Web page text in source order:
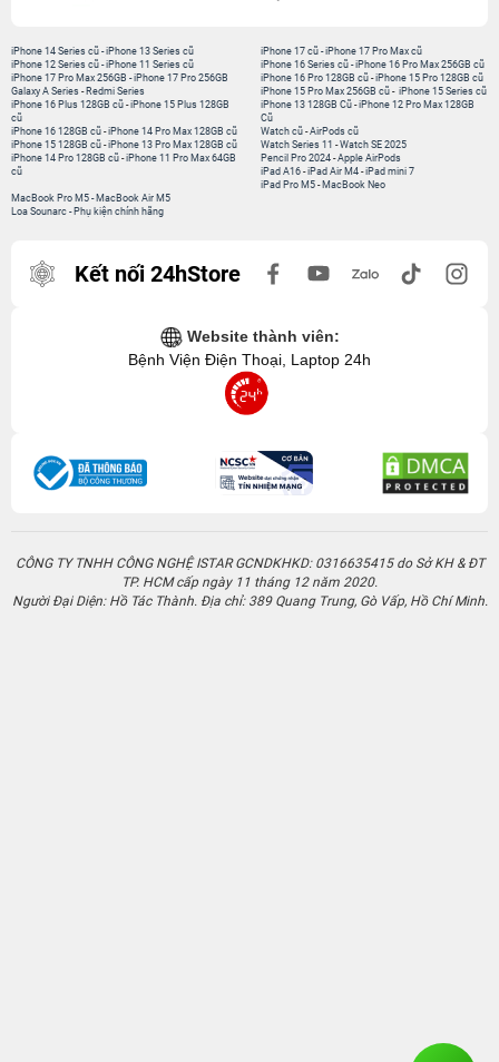
iPhone 14 Series cũ -iPhone 13 Series cũ
iPhone 12 Series cũ -iPhone 11 Series cũ
iPhone 17 Pro Max 256GB -iPhone 17 Pro 256GB
Galaxy A Series - Redmi Series
iPhone 17 cũ -iPhone 17 Pro Max cũ
iPhone 16 Series cũ - iPhone 16 Pro Max 256GB cũ
iPhone 16 Pro 128GB cũ -iPhone 15 Pro 128GB cũ
iPhone 15 Pro Max 256GB cũ - iPhone 15 Series cũ
iPhone 16 Plus 128GB cũ -iPhone 15 Plus 128GB
cũ
iPhone 16 128GB cũ -iPhone 14 Pro Max 128GB cũ
iPhone 15 128GB cũ -iPhone 13 Pro Max 128GB cũ
iPhone 14 Pro 128GB cũ -iPhone 11 Pro Max 64GB
cũ
iPhone 13 128GB Cũ -iPhone 12 Pro Max 128GB
Cũ
Watch cũ -AirPods cũ
Watch Series 11 -Watch SE 2025
Pencil Pro 2024 -Apple AirPods
iPad A16 -iPad Air M4 -iPad mini 7
iPad Pro M5 - MacBook Neo
MacBook Pro M5 - MacBook Air M5
Loa Sounarc - Phụ kiện chính hãng
Kết nối 24hStore
Website thành viên:
Bệnh Viện Điện Thoại, Laptop 24h
CÔNG TY TNHH CÔNG NGHỆ ISTAR GCNDKHKD: 0316635415 do Sở KH & ĐT
TP. HCM cấp ngày 11 tháng 12 năm 2020.
Người Đại Diện: Hồ Tác Thành. Địa chỉ: 389 Quang Trung, Gò Vấp, Hồ Chí Minh.